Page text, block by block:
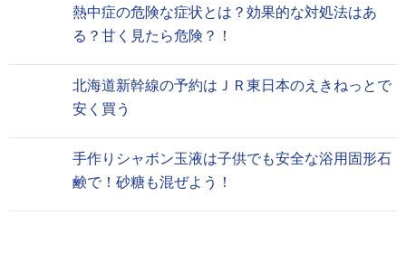
熱中症の危険な症状とは？効果的な対処法はあ
る？甘く見たら危険？！
北海道新幹線の予約はＪＲ東日本のえきねっとで
安く買う
手作りシャボン玉液は子供でも安全な浴用固形石
鹸で！砂糖も混ぜよう！